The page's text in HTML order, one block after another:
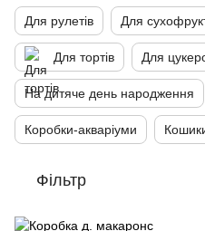
Для рулетів Для
Для тортів Для
На дитяче день народження
Коробки-акваріуми
Фільтр